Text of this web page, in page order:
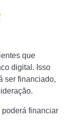
que
digital. Isso
ser financiado,
poderá financiar